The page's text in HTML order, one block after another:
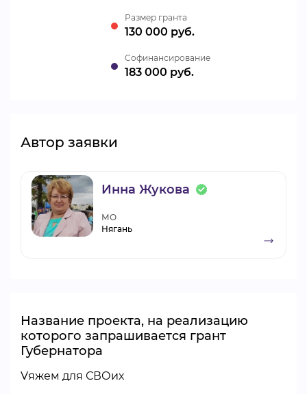
Размер гранта
130 000 руб.
Cофинансирование
183 000 руб.
Автор заявки
Инна Жукова
МО
Нягань
Название проекта, на реализацию
которого запрашивается грант
Губернатора
Vяжем для СВОих